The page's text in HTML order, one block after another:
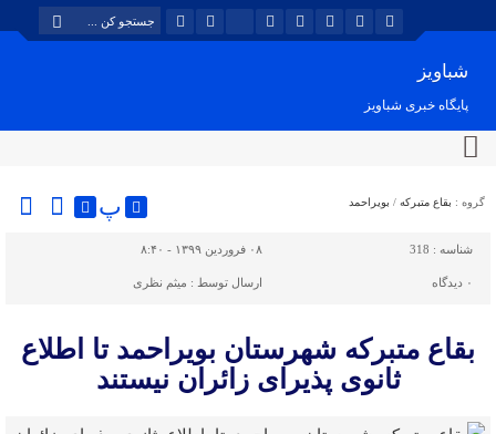
شباویز
پایگاه خبری شباویز
گروه : بقاع متبرکه / بویراحمد پ
شناسه : 318 ۰۸ فروردین ۱۳۹۹ - ۸:۴۰
۰ دیدگاه ارسال توسط : میثم نظری
بقاع متبرکه شهرستان بویراحمد تا اطلاع
ثانوی پذیرای زائران نیستند